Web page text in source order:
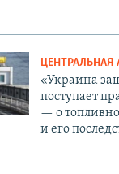
ЦЕНТРАЛЬНАЯ
«Украина
поступает
— о
и его